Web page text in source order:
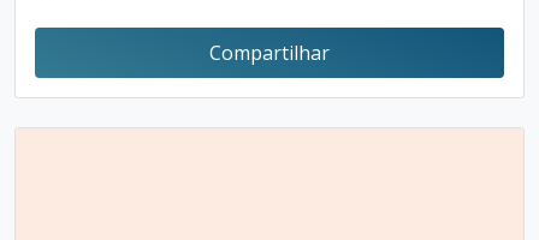
Compartilhar